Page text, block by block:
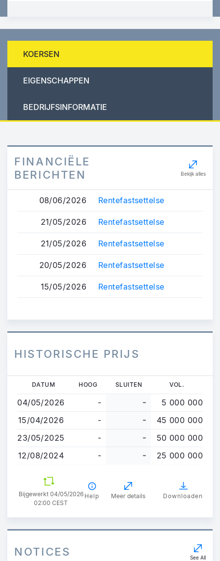
KOERSEN
EIGENSCHAPPEN
BEDRIJFSINFORMATIE
FINANCIËLE
BERICHTEN
Bekijk alles
08/06/2026 Rentefastsettelse
21/05/2026 Rentefastsettelse
21/05/2026 Rentefastsettelse
20/05/2026 Rentefastsettelse
15/05/2026 Rentefastsettelse
HISTORISCHE PRIJS
Overslaan
naar
de
gaan
DATUM HOOG SLUITEN VOL.
04/05/2026 - -
5 000 000
15/04/2026
- -
45 000 000
23/05/2025
- -
50 000 000
12/08/2024
- - 25 000 000
Bijgewerkt 04/05/2026
02:00 CEST
Help Meer details Downloaden
NOTICES See All